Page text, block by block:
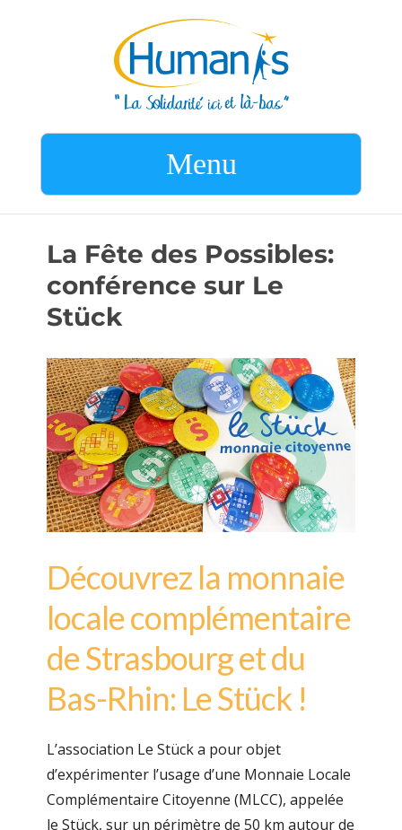
Menu
La Fête des Possibles:
conférence sur Le
Stück
Découvrez la monnaie
locale complémentaire
de Strasbourg et du
Bas-Rhin: Le Stück !
L’association Le Stück a pour objet
d’expérimenter l’usage d’une Monnaie Locale
Complémentaire Citoyenne (MLCC), appelée
le Stück, sur un périmètre de 50 km autour de